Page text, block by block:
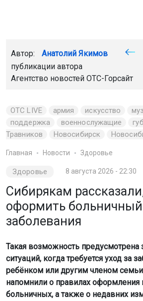
Автор: Анатолий Якимов
публикации автора
Агентство новостей ОТС-Горсайт
ОТС LIVE армия искусство
поддержка
военнослужащие
Травников
Новосибирск
Главная Новости Здоровье
Здоровье 8 августа 2026 - 22:30
Сибирякам
оформить больничный
заболевания
Такая возможность предусмотрена
ситуаций, когда требуется уход за
ребёнком или другим членом
напомнили о правилах оформления
больничных, а также о недавних